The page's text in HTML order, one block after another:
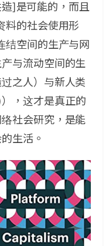
]是可能的，而且
料的社会使用形
结空间的生产与网
与流动空间的生
之人）与新人类
，这才是真正的
社会研究，是能
生活。